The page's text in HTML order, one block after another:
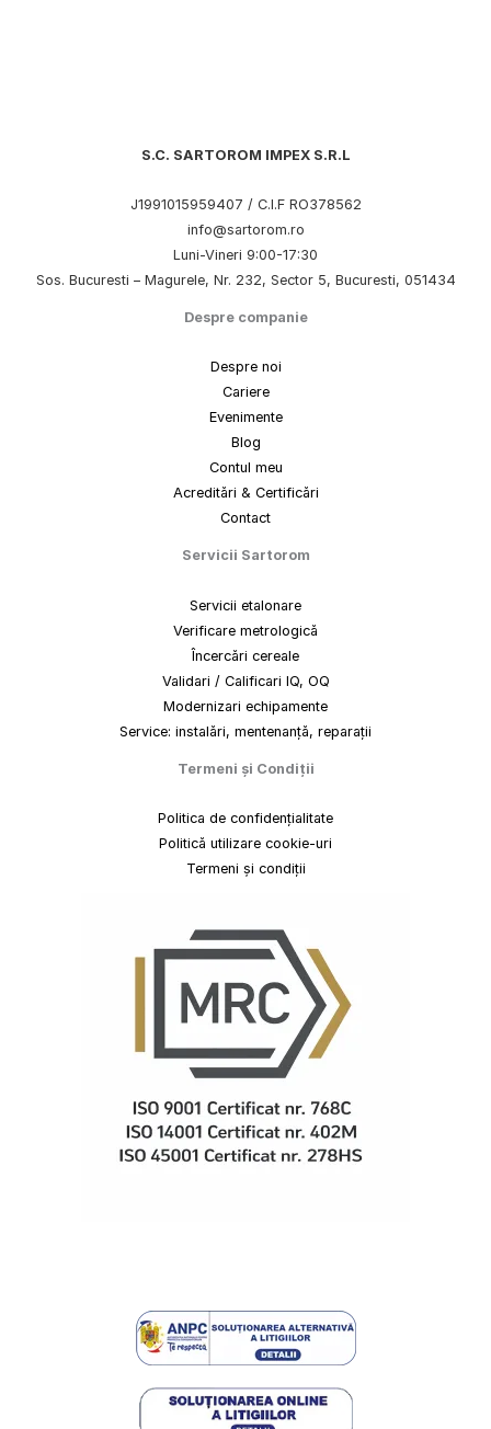
S.C. SARTOROM IMPEX S.R.L
J1991015959407 / C.I.F RO378562
info@sartorom.ro
Luni-Vineri 9:00-17:30
Sos. Bucuresti – Magurele, Nr. 232, Sector 5, Bucuresti, 051434
Despre companie
Despre noi
Cariere
Evenimente
Blog
Contul meu
Acreditări & Certificări
Contact
Servicii Sartorom
Servicii etalonare
Verificare metrologică
Încercări cereale
Validari / Calificari IQ, OQ
Modernizari echipamente
Service: instalări, mentenanță, reparații
Termeni și Condiții
Politica de confidențialitate
Politică utilizare cookie-uri
Termeni și condiții